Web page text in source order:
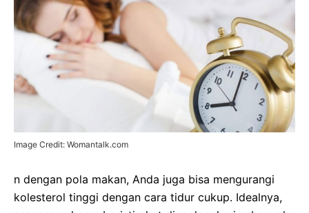
Image Credit: Womantalk.com
n dengan pola makan, Anda juga bisa mengurangi
kolesterol tinggi dengan cara tidur cukup. Idealnya,